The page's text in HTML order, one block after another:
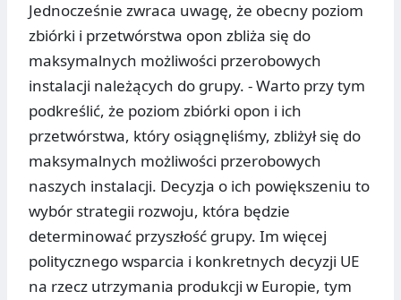
Jednocześnie zwraca uwagę, że obecny poziom
zbiórki i przetwórstwa opon zbliża się do
maksymalnych możliwości przerobowych
instalacji należących do grupy. - Warto przy tym
podkreślić, że poziom zbiórki opon i ich
przetwórstwa, który osiągnęliśmy, zbliżył się do
maksymalnych możliwości przerobowych
naszych instalacji. Decyzja o ich powiększeniu to
wybór strategii rozwoju, która będzie
determinować przyszłość grupy. Im więcej
politycznego wsparcia i konkretnych decyzji UE
na rzecz utrzymania produkcji w Europie, tym